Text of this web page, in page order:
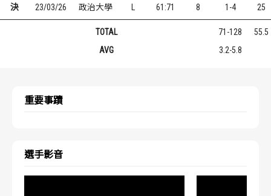
決 23/03/26 政治大學 61:71 8 1-4 25
TOTAL 71-128
55.5
AVG
3.2-5.8
重要事蹟
選手影音